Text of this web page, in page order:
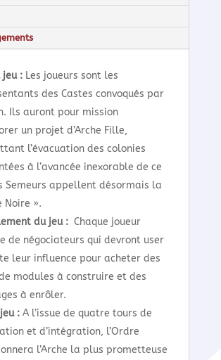
jeu :Les joueurs sont les
des Castes convoqués par
Ils auront pour mission
un projet d’Arche Fille,
l’évacuation des colonies
à l’avancée inexorable de ce
Semeurs appellent désormais la
Noire ».
du jeu :Chaque joueur
de négociateurs qui devront user
leur influence pour acheter des
modules à construire et des
à enrôler.
:A l’issue de quatre tours de
et d’intégration, l’Ordre
l’Arche la plus prometteuse